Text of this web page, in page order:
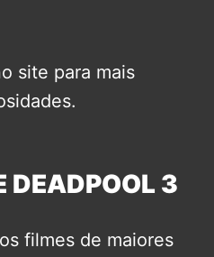
site para mais
DEADPOOL 3
filmes de maiores